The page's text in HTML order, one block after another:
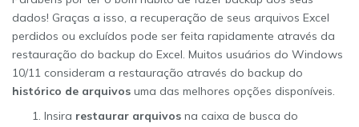
dados! Graças a isso, a recuperação de seus arquivos Excel
perdidos ou excluídos pode ser feita rapidamente através da
restauração do backup do Excel. Muitos usuários do Windows
10/11 consideram a restauração através do backup do
histórico de arquivos uma das melhores opções disponíveis.
Insira restaurar arquivos na caixa de busca do